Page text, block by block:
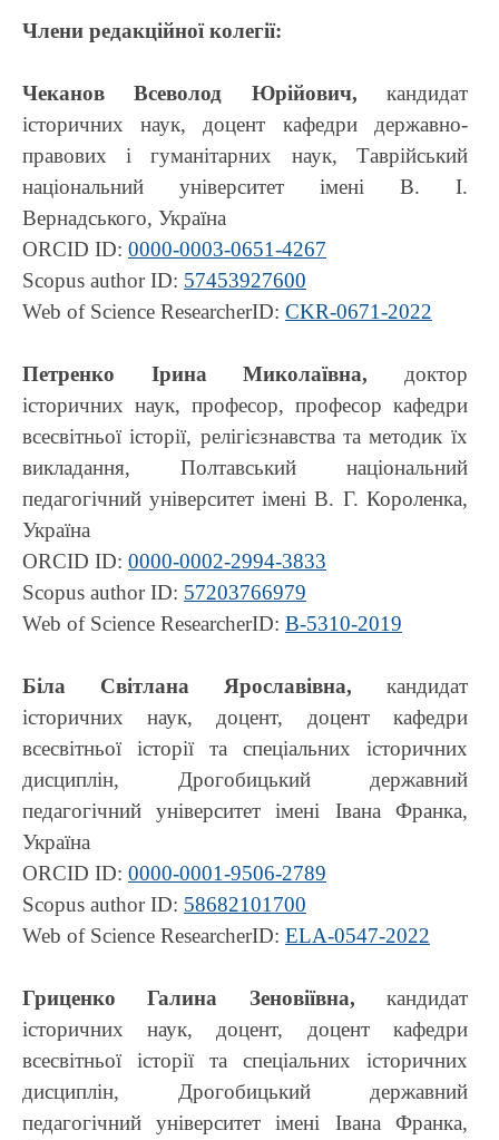
Члени редакційної колегії:
Чеканов Всеволод Юрійович, кандидат
історичних наук, доцент кафедри державно-
правових і гуманітарних наук, Таврійський
національний університет імені В. І.
Вернадського, Україна
ORCID ID: 0000-0003-0651-4267
Scopus author ID: 57453927600
Web of Science ResearcherID: CKR-0671-2022
Петренко Ірина Миколаївна, доктор
історичних наук, професор, професор кафедри
всесвітньої історії, релігієзнавства та методик їх
викладання, Полтавський національний
педагогічний університет імені В. Г. Короленка,
Україна
ORCID ID: 0000-0002-2994-3833
Scopus author ID: 57203766979
Web of Science ResearcherID: B-5310-2019
Біла Світлана Ярославівна, кандидат
історичних наук, доцент, доцент кафедри
всесвітньої історії та спеціальних історичних
дисциплін, Дрогобицький державний
педагогічний університет імені Івана Франка,
Україна
ORCID ID: 0000-0001-9506-2789
Scopus author ID: 58682101700
Web of Science ResearcherID: ELA-0547-2022
Гриценко Галина Зеновіївна, кандидат
історичних наук, доцент, доцент кафедри
всесвітньої історії та спеціальних історичних
дисциплін, Дрогобицький державний
педагогічний університет імені Івана Франка,